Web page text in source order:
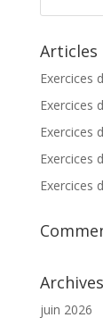
Articles
Exercices
Exercices
Exercices
Exercices
Exercices
Archives
juin 2026